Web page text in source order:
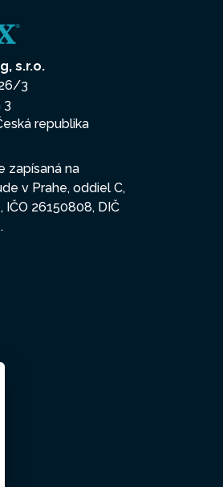
s.r.o.
3
3
republika
zapísaná na
v Prahe, oddiel C,
IČO 26150808, DIČ